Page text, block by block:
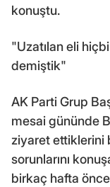
konuştu.
"Uzatılan eli
demiştik"
AK Parti Grup
mesai gününde
ziyaret ettiklerini
sorunlarını
birkaç hafta